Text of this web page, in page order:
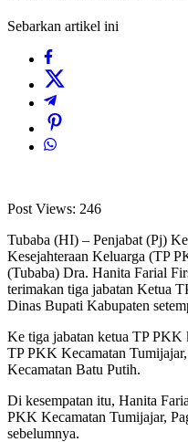
Sebarkan artikel ini
Post Views: 246
Tubaba (HI) – Penjabat (Pj)
Kesejahteraan Keluarga (TP
(Tubaba) Dra. Hanita Farial
terimakan tiga jabatan Ketua
Dinas Bupati Kabupaten
Ke tiga jabatan ketua TP PKK
TP PKK Kecamatan
Kecamatan Batu Putih.
Di kesempatan itu, Hanita
PKK Kecamatan Tumijajar,
sebelumnya.